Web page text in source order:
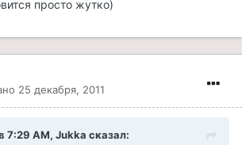
просто жутко)
25 декабря, 2011
7:29 AM, Jukka сказал: